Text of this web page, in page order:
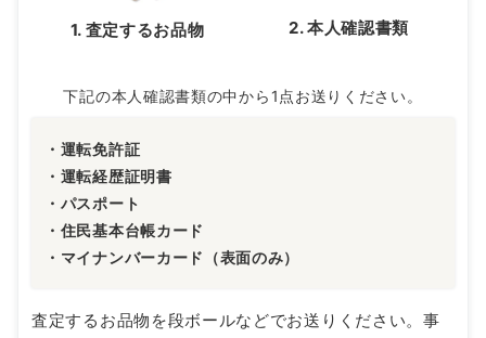
1. 査定するお品物 2. 本人確認書類
下記の本人確認書類の中から1点お送りください。
・運転免許証
・運転経歴証明書
・パスポート
・住民基本台帳カード
・マイナンバーカード（表面のみ）
査定するお品物を段ボールなどでお送りください。事